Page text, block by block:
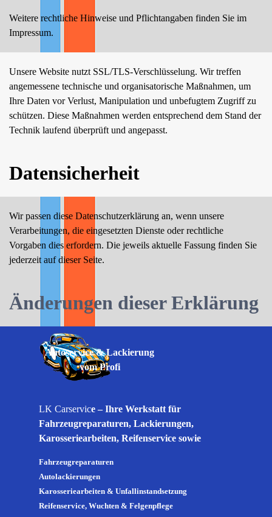
Weitere rechtliche Hinweise und Pflichtangaben finden Sie im
Impressum.
Unsere Website nutzt SSL/TLS-Verschlüsselung. Wir treffen
angemessene technische und organisatorische Maßnahmen, um
Ihre Daten vor Verlust, Manipulation und unbefugtem Zugriff zu
schützen. Diese Maßnahmen werden entsprechend dem Stand der
Technik laufend überprüft und angepasst.
Datensicherheit
Wir passen diese Datenschutzerklärung an, wenn unsere
Verarbeitungen, die eingesetzten Dienste oder rechtliche
Vorgaben dies erfordern. Die jeweils aktuelle Fassung finden Sie
jederzeit auf dieser Seite.
Änderungen dieser Erklärung
LK Carservice – Ihre Werkstatt für
Fahrzeugreparaturen, Lackierungen,
Karosseriearbeiten, Reifenservice sowie
und termingerechter Service.
Fahrzeugreparaturen
Autolackierungen
Karosseriearbeiten & Unfallinstandsetzung
Reifenservice, Wuchten & Felgenpflege
Autoservice & Lackierung
vom Profi